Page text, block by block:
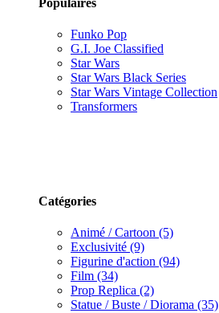
Funko Pop
G.I. Joe Classified
Star Wars
Star Wars Black Series
Star Wars Vintage Collection
Transformers
Catégories
Animé / Cartoon (5)
Exclusivité (9)
Figurine d'action (94)
Film (34)
Prop Replica (2)
Statue / Buste / Diorama (35)